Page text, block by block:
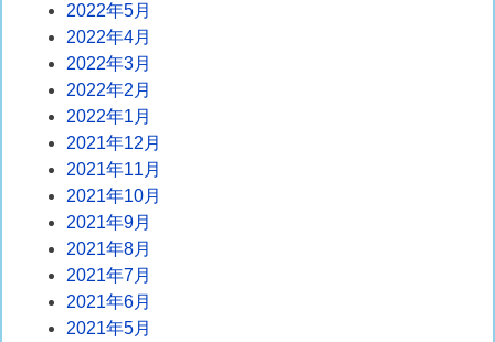
2022年5月
2022年4月
2022年3月
2022年2月
2022年1月
2021年12月
2021年11月
2021年10月
2021年9月
2021年8月
2021年7月
2021年6月
2021年5月